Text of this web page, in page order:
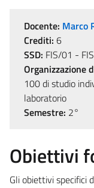
Docente: Marco
Crediti: 6
SSD: FIS/01 -
Organizzazione
100 di studio
laboratorio
Semestre: 2°
Obiettivi
Gli obiettivi specifici